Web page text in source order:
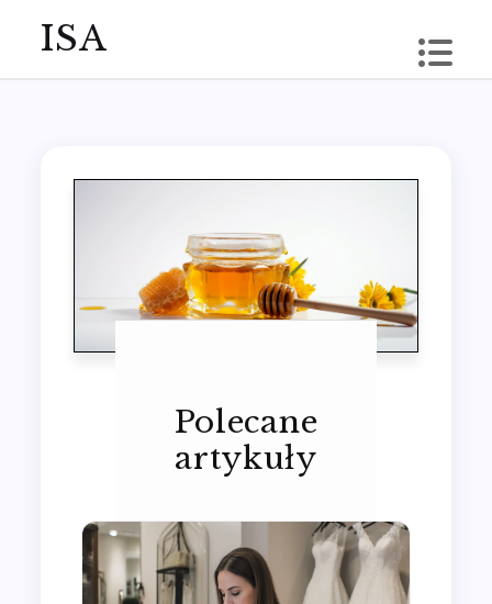
ISA
Polecane
artykuły